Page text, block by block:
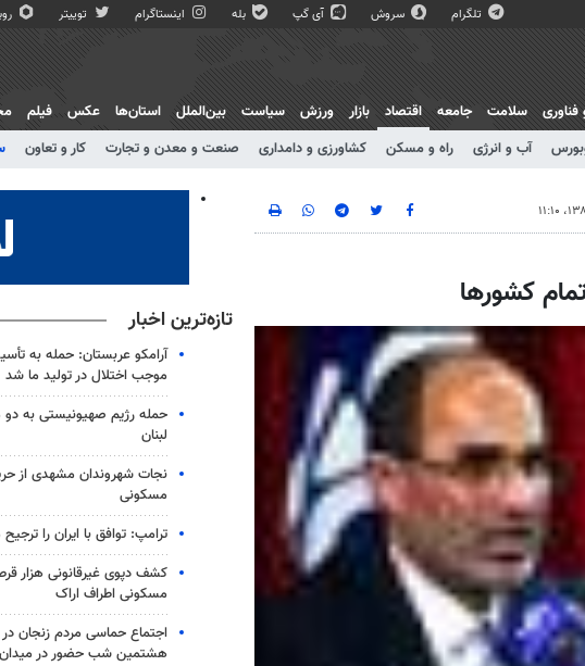
تلگرام سروش آی گپ بله اینستاگرام توییتر
فناوری سلامت جامعه
اقتصاد
آب و انرژی راه و مسکن کشاورزی و دامداری صنعت و معدن و تجارت کار و تعاون
بازار ورزش سیاست بین‌الملل استان‌ها عکس فیلم
کشورها
تازه‌ترین اخبار
آرامکو عربستان: حمله به
موجب اختلال در تولید ما شد
حمله رژیم صهیونیستی به
لبنان
نجات شهروندان مشهدی از
مسکونی
ترامپ: توافق با ایران را
کشف دپوی غیرقانونی هزار
مسکونی اطراف اراک
اجتماع حماسی مردم زنجان
هشتمین شب حضور در میدان